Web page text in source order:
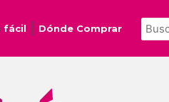
fácil Dónde Comprar